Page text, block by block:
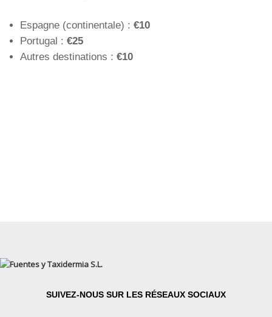
Espagne (continentale) : €10
Portugal : €25
Autres destinations : €10
SUIVEZ-NOUS SUR LES RÉSEAUX SOCIAUX